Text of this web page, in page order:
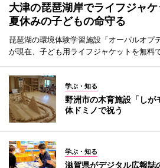
大津の琵琶湖岸でライフジャ
夏休みの子どもの命守る
琵琶湖の環境体験学習施設「オーパルオプ
が現在、子ども用ライフジャケットを無料
学ぶ・知る
野洲市の木育施設「し
体ドミノで祝う
学ぶ・知る
滋賀県がデジタル広報